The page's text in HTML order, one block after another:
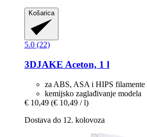
Košarica
5.0 (22)
3DJAKE Aceton, 1 l
za ABS, ASA i HIPS filamente
kemijsko zaglađivanje modela
€ 10,49 (€ 10,49 / l)
Dostava do 12. kolovoza